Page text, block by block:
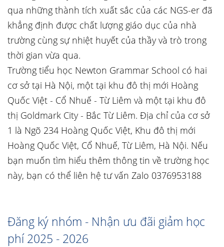
qua những thành tích xuất sắc của các NGS-er đã
khẳng định được chất lượng giáo dục của nhà
trường cùng sự nhiệt huyết của thầy và trò trong
thời gian vừa qua.
Trường tiểu học Newton Grammar School có hai
cơ sở tại Hà Nội, một tại khu đô thị mới Hoàng
Quốc Việt - Cổ Nhuế - Từ Liêm và một tại khu đô
thị Goldmark City - Bắc Từ Liêm. Địa chỉ của cơ sở
1 là Ngõ 234 Hoàng Quốc Việt, Khu đô thị mới
Hoàng Quốc Việt, Cổ Nhuế, Từ Liêm, Hà Nội. Nếu
bạn muốn tìm hiểu thêm thông tin về trường học
này, bạn có thể liên hệ tư vấn Zalo 0376953188
Đăng ký nhóm - Nhận ưu đãi giảm học
phí 2025 - 2026